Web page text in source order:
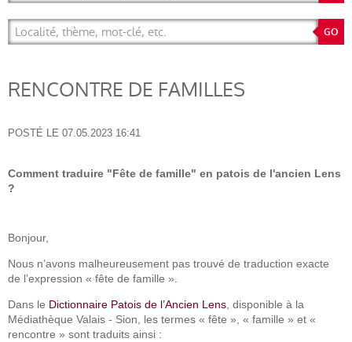
RENCONTRE DE FAMILLES
POSTÉ LE 07.05.2023 16:41
Comment traduire "Fête de famille" en patois de l'ancien Lens
?
Bonjour,
Nous n’avons malheureusement pas trouvé de traduction exacte
de l’expression « fête de famille ».
Dans le Dictionnaire Patois de l’Ancien Lens , disponible à la
Médiathèque Valais - Sion, les termes « fête », « famille » et «
rencontre » sont traduits ainsi :